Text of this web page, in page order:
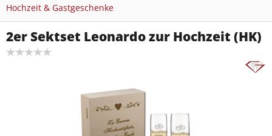
Hochzeit & Gastgeschenke
2er Sektset Leonardo zur Hochzeit (HK)